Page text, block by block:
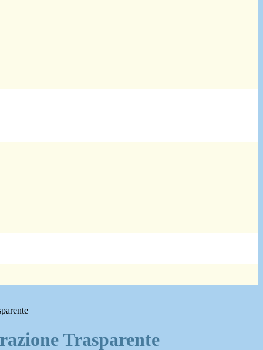
Trasparente